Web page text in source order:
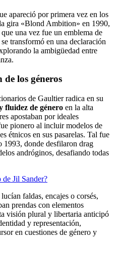
apareció por primera vez en los
gira «Blond Ambition» en 1990,
una vez fue un emblema de
transformó en una declaración
la ambigüedad entre
los géneros
de Gaultier radica en su
fluidez de género en la alta
apostaban por ideales
pionero al incluir modelos de
étnicos en sus pasarelas. Tal fue
1993, donde desfilaron drag
andróginos, desafiando todas
de Jil Sander?
faldas, encajes o corsés,
prendas con elementos
visión plural y libertaria anticipó
y representación,
en cuestiones de género y